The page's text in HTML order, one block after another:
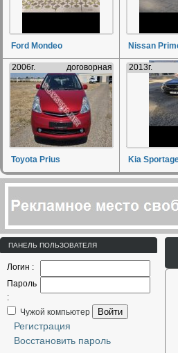
Ford Mondeo Nissan
2006г. договорная
Toyota Prius
2013г.
Kia
ПАНЕЛЬ ПОЛЬЗОВАТЕЛЯ
Логин :
Пароль
:
Чужой компьютер
Войти
Регистрация
Восстановить пароль